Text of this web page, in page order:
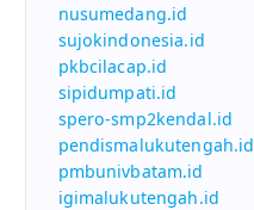
nusumedang.id
sujokindonesia.id
pkbcilacap.id
sipidumpati.id
spero-smp2kendal.id
pendismalukutengah.id
pmbunivbatam.id
igimalukutengah.id